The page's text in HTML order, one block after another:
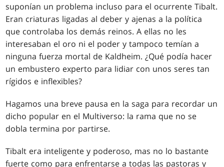
suponían un problema incluso para el ocurrente Tibalt.
Eran criaturas ligadas al deber y ajenas a la política
que controlaba los demás reinos. A ellas no les
interesaban el oro ni el poder y tampoco temían a
ninguna fuerza mortal de Kaldheim. ¿Qué podía hacer
un embustero experto para lidiar con unos seres tan
rígidos e inflexibles?
Hagamos una breve pausa en la saga para recordar un
dicho popular en el Multiverso: la rama que no se
dobla termina por partirse.
Tibalt era inteligente y poderoso, mas no lo bastante
fuerte como para enfrentarse a todas las pastoras y